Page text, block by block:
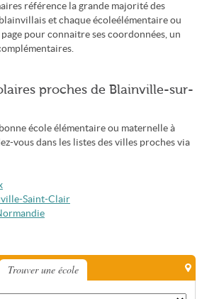
référence la grande majorité des
et chaque écoleélémentaire ou
pour connaitre ses coordonnées, un
proches de Blainville-sur-
école élémentaire ou maternelle à
vous dans les listes des villes proches via
Saint-Clair
Trouver une école